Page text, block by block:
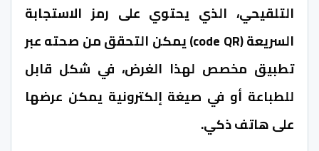
التلقيحي، الذي يحتوي على رمز الاستجابة
السريعة (code QR) يمكن التحقق من صحته عبر
تطبيق مخصص لهذا الغرض، في شكل قابل
للطباعة أو في صيغة إلكترونية يمكن عرضها
على هاتف ذكي.